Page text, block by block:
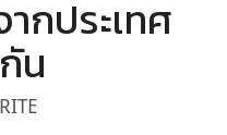
กประเทศ
น